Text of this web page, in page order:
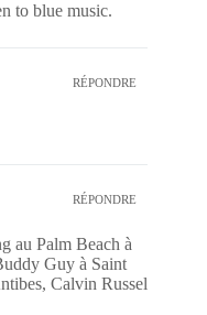
to blue music.
RÉPONDRE
RÉPONDRE
au Palm Beach à
Guy à Saint
Calvin Russel